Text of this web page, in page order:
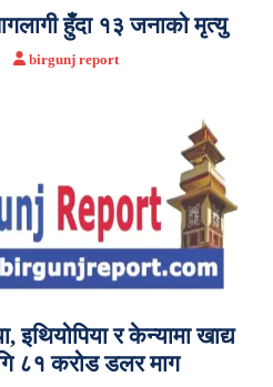
हुँदा १३ जनाको मृत्यु
birgunj report
इथियोपिया र केन्यामा खाद्य
८१ करोड डलर माग